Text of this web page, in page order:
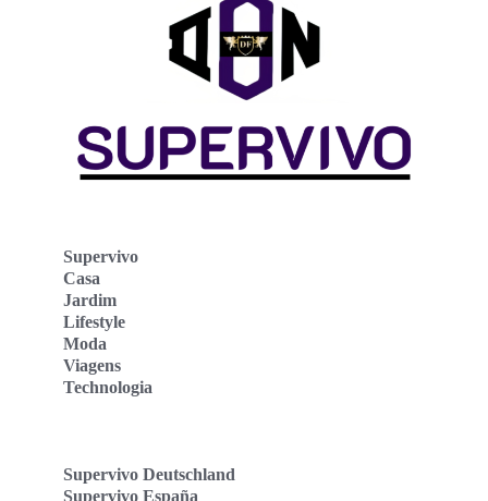
Supervivo
Casa
Jardim
Lifestyle
Moda
Viagens
Technologia
Supervivo Deutschland
Supervivo España